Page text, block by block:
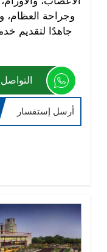
وجراحة العظام،
جاهدًا لتقديم
أرسل إستفسار